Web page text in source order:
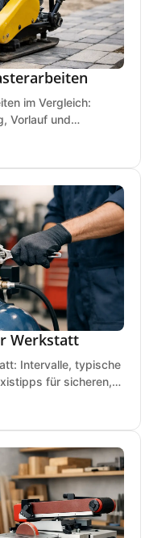
im Vergleich:
Vorlauf und
Werkstatt
Intervalle, typische
für sicheren,